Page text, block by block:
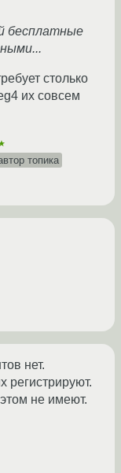
бесплатные
столько
их совсем
топика
нет.
регистрируют.
не имеют.